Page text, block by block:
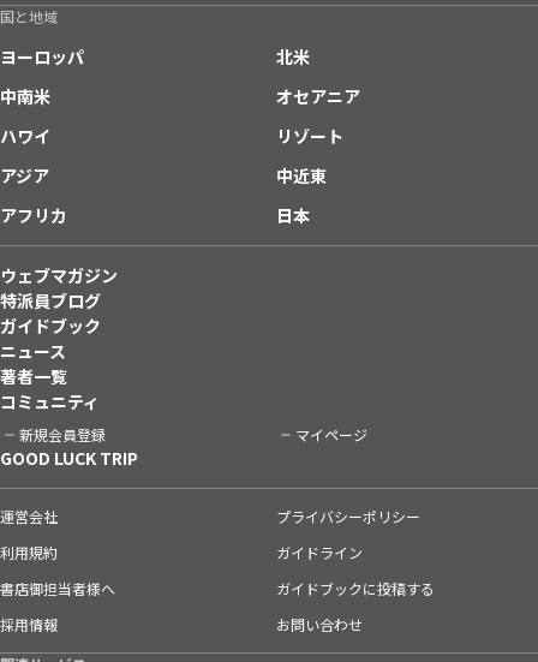
国と地域
ヨーロッパ
北米
中南米
オセアニア
ハワイ
リゾート
アジア
中近東
アフリカ
日本
ウェブマガジン
特派員ブログ
ガイドブック
ニュース
著者一覧
コミュニティ
新規会員登録 マイページ
GOOD LUCK TRIP
運営会社
プライバシーポリシー
利用規約
ガイドライン
書店御担当者様へ
ガイドブックに投稿する
採用情報
お問い合わせ